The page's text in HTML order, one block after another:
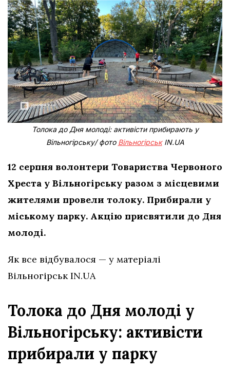
Толока до Дня молоді: активісти прибирають у
Вільногірську/ фото ВільногірськIN.UA
12 серпня волонтери Товариства Червоного
Хреста у Вільногірську разом з місцевими
жителями провели толоку. Прибирали у
міському парку. Акцію присвятили до Дня
молоді.
Як все відбувалося — у матеріалі
Вільногірськ IN.UA
Толока до Дня молоді у
Вільногірську: активісти
прибирали у парку